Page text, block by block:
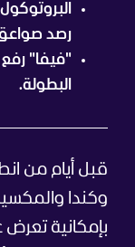
رصد
"فيفا" رفع
البطولة.
قبل أيام من
وكندا
بإمكانية